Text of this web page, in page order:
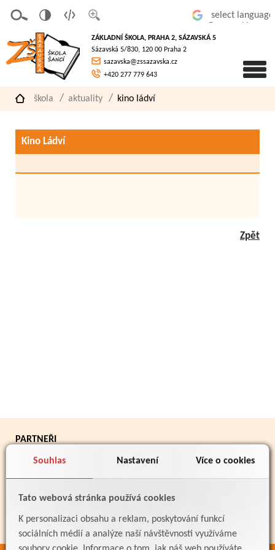
Souhlas Nastavení Více o cookies
Tato webová stránka používá cookies
K personalizaci obsahu a reklam, poskytování funkcí
sociálních médií a analýze naší návštěvnosti využíváme
písmo
á
verze
pro
slaboz
raké
ZÁKLADNÍ ŠKOLA, PRAHA 2, SÁZAVSKÁ 5
Sázavská 5/830, 120 00 Praha 2
sazavska@zssazavska.cz
+420 277 779 643
škola aktuality kino ládví
Kino Ládví
Zpět
PARTNEŘI